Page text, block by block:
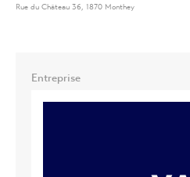
Rue du Château 36, 1870 Monthey
Entreprise